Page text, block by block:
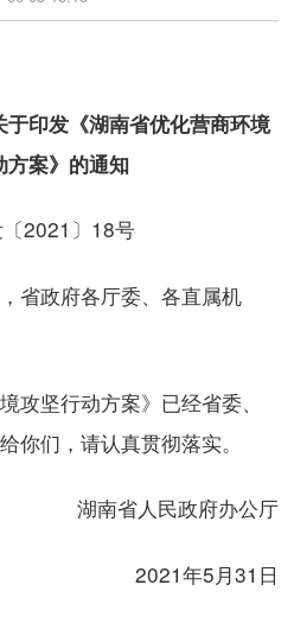
印发《湖南省优化营商环境
方案》的通知
2021〕18号
省政府各厅委、各直属机
坚行动方案》已经省委、
你们，请认真贯彻落实。
湖南省人民政府办公厅
2021年5月31日